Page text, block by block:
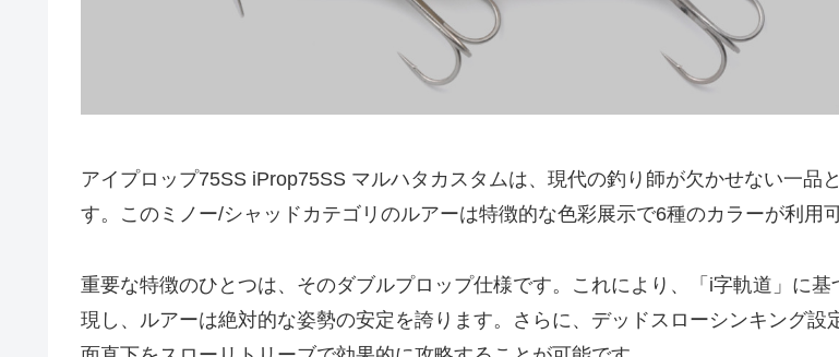
アイプロップ75SS iProp75SS マルハタカスタムは、現代の釣り師が欠かせない一品
す。このミノー/シャッドカテゴリのルアーは特徴的な色彩展示で6種のカラーが利用可
重要な特徴のひとつは、そのダブルプロップ仕様です。これにより、「i字軌道」に基
現し、ルアーは絶対的な姿勢の安定を誇ります。さらに、デッドスローシンキング設